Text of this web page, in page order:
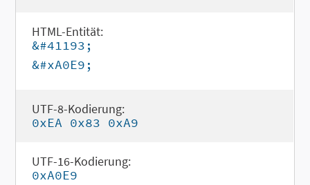
HTML-Entität:
&#41193;
&#xA0E9;
UTF-8-Kodierung:
0xEA 0x83 0xA9
UTF-16-Kodierung:
0xA0E9